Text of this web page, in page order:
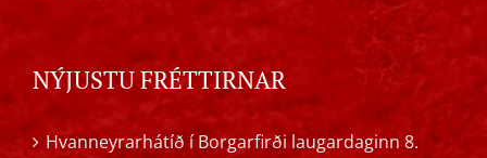
NÝJUSTU FRÉTTIRNAR
Hvanneyrarhátíð í Borgarfirði laugardaginn 8.